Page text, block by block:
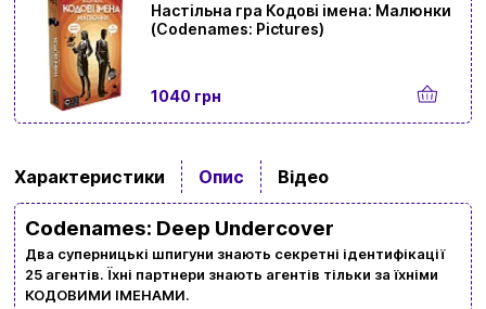
1040 грн
Настільна гра Кодові імена: Малюнки
(Codenames: Pictures)
Характеристики Опис Відео
Codenames: Deep Undercover
Два суперницькі шпигуни знають секретні ідентифікації
25 агентів. Їхні партнери знають агентів тільки за їхніми
КОДОВИМИ ІМЕНАМИ.
Вхід Реєстрація
Бренди
Доставка та оплата
Новини та статті